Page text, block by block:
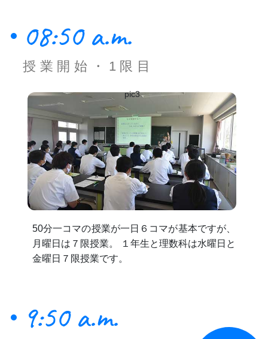
08:50 a.m.
授業開始・1限目
pic3
50分一コマの授業が一日６コマが基本ですが、
月曜日は７限授業。 １年生と理数科は水曜日と
金曜日７限授業です。
9:50 a.m.